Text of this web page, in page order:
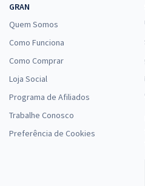
GRAN
Quem Somos
Como Funciona
Como Comprar
Loja Social
Programa de Afiliados
Trabalhe Conosco
Preferência de Cookies